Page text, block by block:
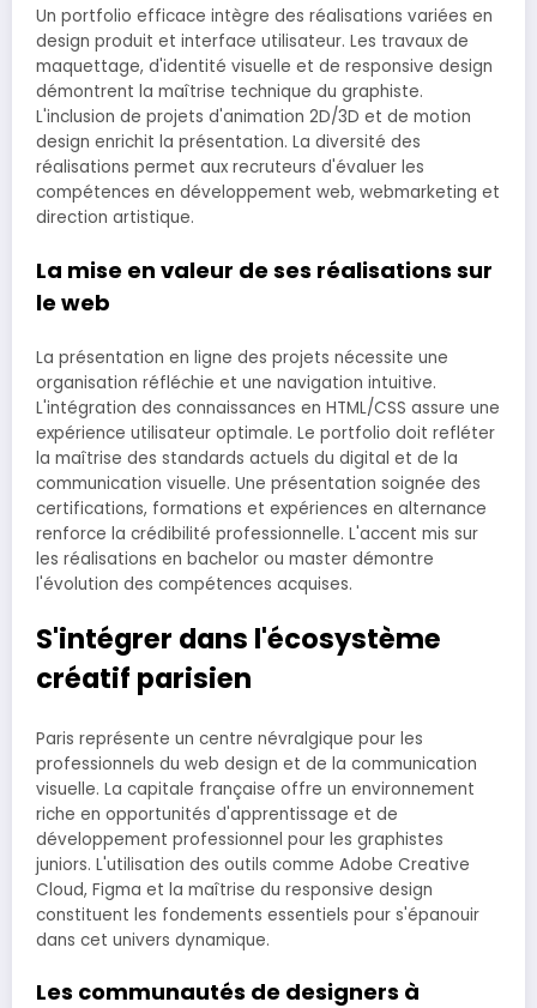
Un portfolio efficace intègre des réalisations variées en
design produit et interface utilisateur. Les travaux de
maquettage, d'identité visuelle et de responsive design
démontrent la maîtrise technique du graphiste.
L'inclusion de projets d'animation 2D/3D et de motion
design enrichit la présentation. La diversité des
réalisations permet aux recruteurs d'évaluer les
compétences en développement web, webmarketing et
direction artistique.
La mise en valeur de ses réalisations sur
le web
La présentation en ligne des projets nécessite une
organisation réfléchie et une navigation intuitive.
L'intégration des connaissances en HTML/CSS assure une
expérience utilisateur optimale. Le portfolio doit refléter
la maîtrise des standards actuels du digital et de la
communication visuelle. Une présentation soignée des
certifications, formations et expériences en alternance
renforce la crédibilité professionnelle. L'accent mis sur
les réalisations en bachelor ou master démontre
l'évolution des compétences acquises.
S'intégrer dans l'écosystème
créatif parisien
Paris représente un centre névralgique pour les
professionnels du web design et de la communication
visuelle. La capitale française offre un environnement
riche en opportunités d'apprentissage et de
développement professionnel pour les graphistes
juniors. L'utilisation des outils comme Adobe Creative
Cloud, Figma et la maîtrise du responsive design
constituent les fondements essentiels pour s'épanouir
dans cet univers dynamique.
Les communautés de designers à